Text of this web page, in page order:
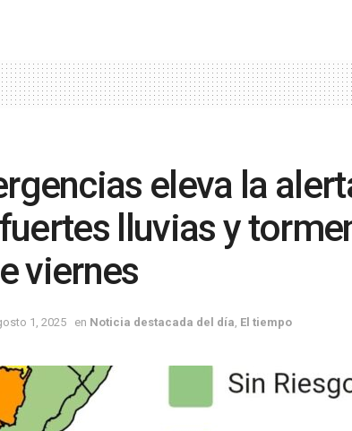
eleva la
lluvias y
viernes
1, 2025 en Noticia destacada del día, El tiempo